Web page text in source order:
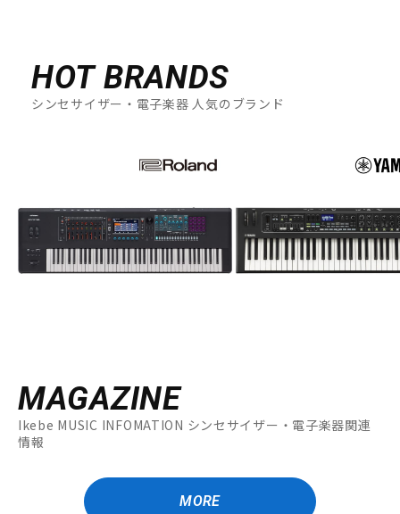
HOT BRANDS
シンセサイザー・電子楽器 人気のブランド
MAGAZINE
Ikebe MUSIC INFOMATION シンセサイザー・電子楽器関連
情報
MORE